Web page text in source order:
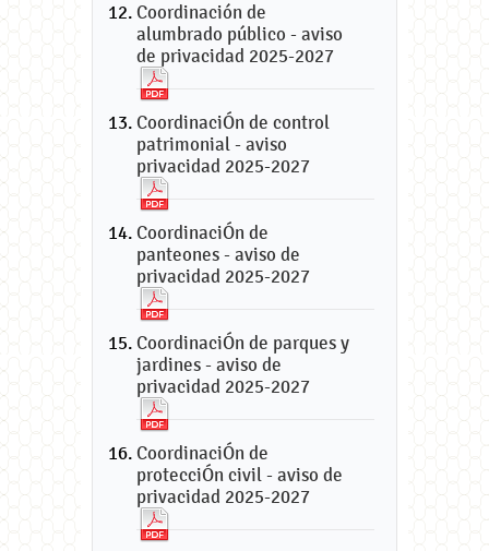
Coordinación de
alumbrado público - aviso
de privacidad 2025-2027
CoordinaciÓn de control
patrimonial - aviso
privacidad 2025-2027
CoordinaciÓn de
panteones - aviso de
privacidad 2025-2027
CoordinaciÓn de parques y
jardines - aviso de
privacidad 2025-2027
CoordinaciÓn de
protecciÓn civil - aviso de
privacidad 2025-2027